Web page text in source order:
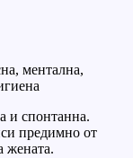
ментална,
и спонтанна.
предимно от
жената.